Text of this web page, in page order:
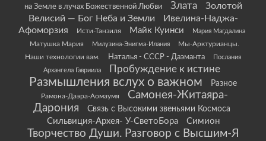
на Земле в лучах Божественной Любви
Злата
Золотой
Велисий — Бог Неба и Земли
Ивелина-Наджа-
Афоморзия
Исти-Танзиля Майк Куинси Мария Магдалина
Матушка Мария Милузина-Энигма-Илания
Мы-Арктурианцы.
Наши технологии вам.
Наталья - СССР - Даэманта
Послания
Архангела Гавриила
Пробуждение к истине
Размышления вслух о важном Разное
Рамона-Даэра-Аомаумя
Самонея-Житаяра-
Дарония
Связь с Высокими звеньями Космоса
Сильвиция-Архея- У-СветоБора Симион
Творчество Души. Разговор с Высшим-Я